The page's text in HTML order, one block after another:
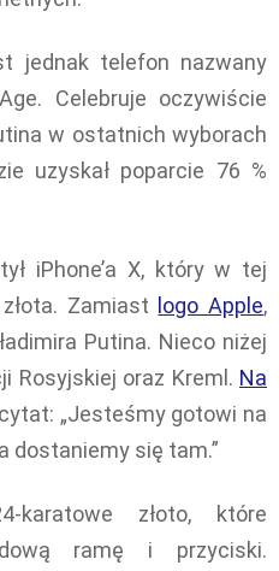
jednak telefon nazwany
Celebruje oczywiście
w ostatnich wyborach
uzyskał poparcie 76 %
iPhone’a X, który w tej
Zamiast
logo Apple,
Putina. Nieco niżej
Rosyjskiej oraz Kreml. Na
„Jesteśmy gotowi na
dostaniemy się tam.”
karatowe złoto, które
ramę i przyciski.